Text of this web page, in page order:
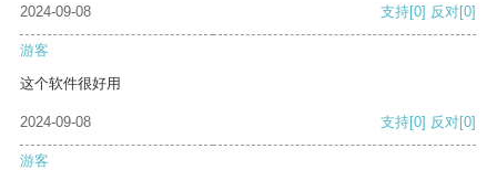
2024-09-08 支持[0] 反对[0]
游客
这个软件很好用
2024-09-08 支持[0] 反对[0]
游客